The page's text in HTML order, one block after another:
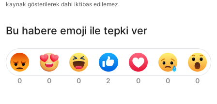
kaynak gösterilerek dahi iktibas edilemez.
Bu habere emoji ile tepki ver